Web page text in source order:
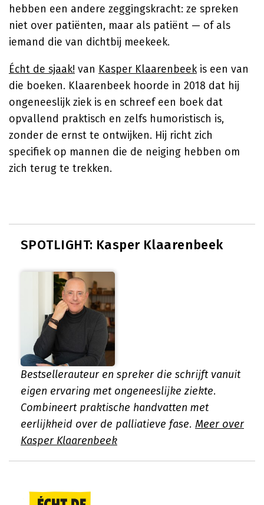
hebben een andere zeggingskracht: ze spreken
niet over patiënten, maar als patiënt — of als
iemand die van dichtbij meekeek.
Écht de sjaak! van Kasper Klaarenbeekis een van
die boeken. Klaarenbeek hoorde in 2018 dat hij
ongeneeslijk ziek is en schreef een boek dat
opvallend praktisch en zelfs humoristisch is,
zonder de ernst te ontwijken. Hij richt zich
specifiek op mannen die de neiging hebben om
zich terug te trekken.
SPOTLIGHT: Kasper Klaarenbeek
Bestsellerauteur en spreker die schrijft vanuit
eigen ervaring met ongeneeslijke ziekte.
Combineert praktische handvatten met
eerlijkheid over de palliatieve fase. Meer over
Kasper Klaarenbeek